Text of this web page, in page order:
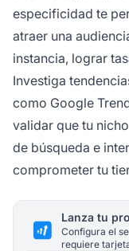
especificidad te
atraer una
instancia, lograr
Investiga
como Google
validar que tu
de búsqueda e
comprometer tu
Lanza tu
Configura el
requiere